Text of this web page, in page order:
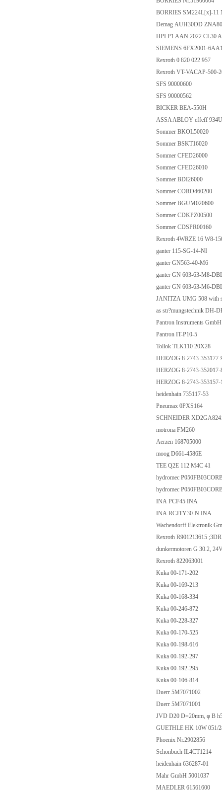
BORRIES SM224L[x]-11
Demag AUH30DD
HPI P1 AAN 2022 CL30
SIEMENS 6FX2001-
Rexroth 0 820 022 957
Rexroth VT-VACAP-500-
SFS 90000600
SFS 90000562
BICKER BEA-550H
ASSA ABLOY effeff
Sommer BKOL50020
Sommer BSKT16020
Sommer CFED26000
Sommer CFED26010
Sommer BDI26000
Sommer CORO460200
Sommer BGUM020600
Sommer CDKPZ00500
Sommer CDSPR00160
Rexroth 4WRZE 16 W8-
ganter 115-SG-14-NI
ganter GN563-40-M6
ganter GN 603-63-M8-
ganter GN 603-63-M6-
JANITZA UMG 508 with
as str?mungstechnik DH-
Pantron Instruments
Pantron IT-P10-5
Tollok TLK110 20X28
HERZOG 8-2743-
HERZOG 8-2743-
HERZOG 8-2743-
heidenhain 735117-53
Pneumax 0PXS164
SCHNEIDER
motrona FM260
Aerzen 168705000
moog D661-4586E
TEE Q2E 112 M4C 41
hydromec
hydromec
INA PCF45 INA
INA RCJTY30-N INA
Wachendorff Elektronik
Rexroth R901213615
dunkermotoren G 30.2,
Rexroth 822063001
Kuka 00-171-202
Kuka 00-169-213
Kuka 00-168-334
Kuka 00-246-872
Kuka 00-228-327
Kuka 00-170-525
Kuka 00-198-616
Kuka 00-192-297
Kuka 00-192-295
Kuka 00-106-814
Duerr 5M7071002
Duerr 5M7071001
JVD D20 D=20mm, φ B
GUETHLE HK 10W 051/
Phoenix Nr.2902856
Schonbuch IL4CT1214
heidenhain 636287-01
Mahr GmbH 5001037
MAEDLER 61561600